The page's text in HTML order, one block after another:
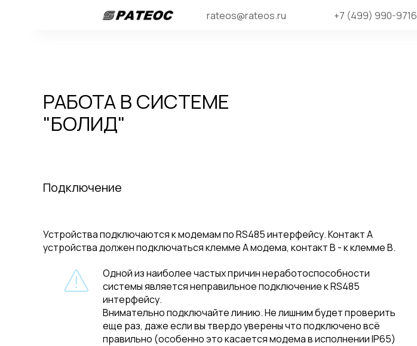
rateos@rateos.ru +7 (499) 990-9716
РАБОТА В СИСТЕМЕ
"БОЛИД"
Подключение
Устройства подключаются к модемам по RS485 интерфейсу. Контакт A
устройства должен подключаться клемме A модема, контакт B - к клемме В.
Одной из наиболее частых причин неработоспособности
системы является неправильное подключение к RS485
интерфейсу.
Внимательно подключайте линию. Не лишним будет проверить
еще раз, даже если вы твердо уверены что подключено всё
правильно (особенно это касается модема в исполнении IP65)